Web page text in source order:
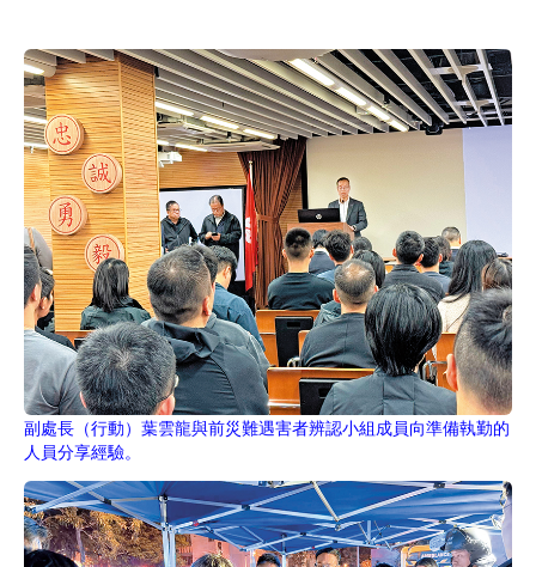
副處長（行動）葉雲龍與前災難遇害者辨認小組成員向準備執勤的
人員分享經驗。